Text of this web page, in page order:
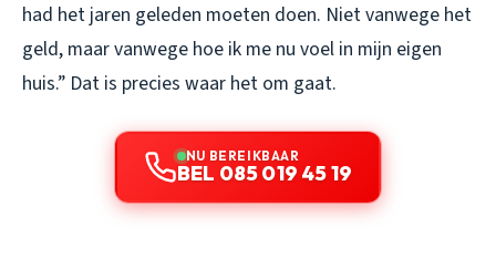
had het jaren geleden moeten doen. Niet vanwege het
geld, maar vanwege hoe ik me nu voel in mijn eigen
huis.” Dat is precies waar het om gaat.
NU BEREIKBAAR
BEL 085 019 45 19